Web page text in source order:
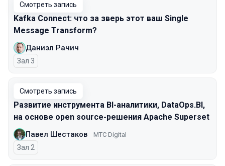
Смотреть запись
Kafka Connect: что за зверь этот ваш Single
Message Transform?
Даниэл Рачич
Зал 3
Смотреть запись
Развитие инструмента BI-аналитики, DataOps.BI,
на основе open source-решения Apache Superset
Павел Шестаков МТС Digital
Зал 2